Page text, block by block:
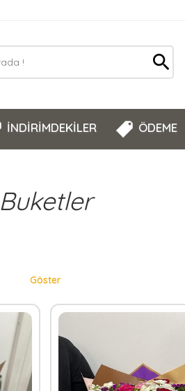
İNDİRİMDEKİLER ÖDEME
Buketler
Göster